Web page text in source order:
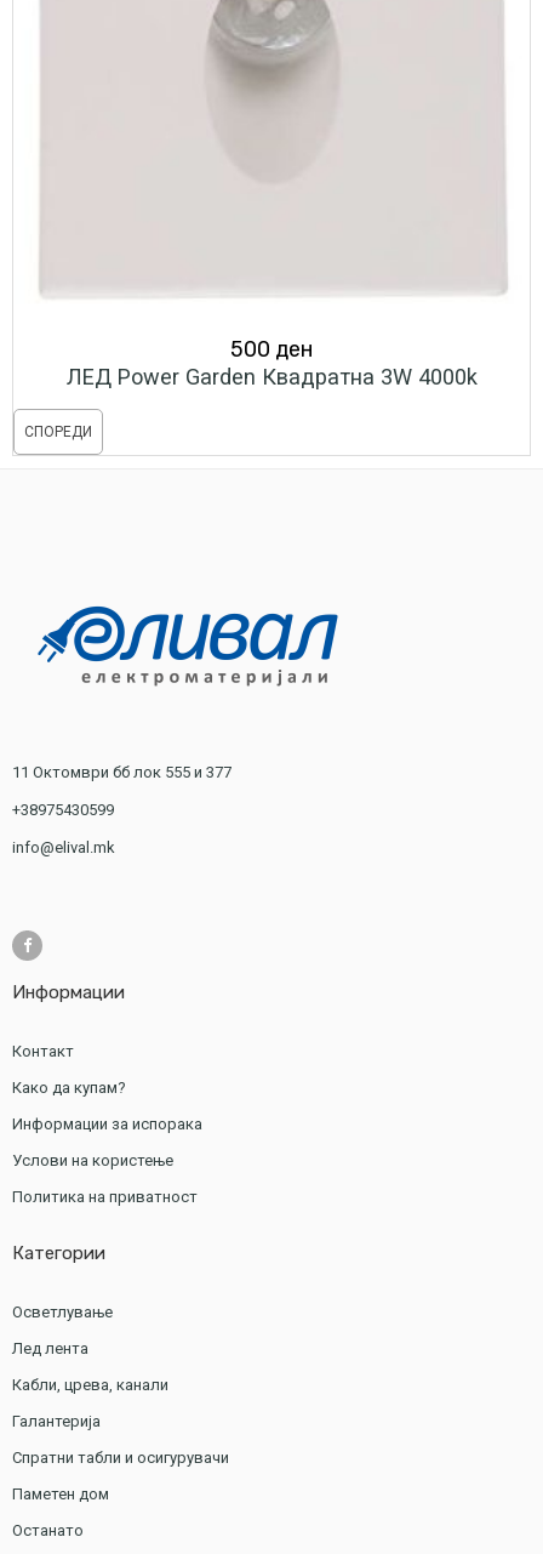
500 ден
ЛЕД Power Garden Квадратна 3W 4000k
СПОРЕДИ
11 Октомври бб лок 555 и 377
+38975430599
info@elival.mk
Информации
Контакт
Како да купам?
Информации за испорака
Услови на користење
Политика на приватност
Категории
Осветлување
Лед лента
Кабли, црева, канали
Галантерија
Спратни табли и осигурувачи
Паметен дом
Останато